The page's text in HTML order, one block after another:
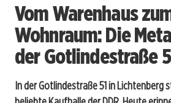
Vom Warenhaus
Wohnraum: Die
der Gotlindestraße
In der Gotlindestraße 51 in Lichtenberg